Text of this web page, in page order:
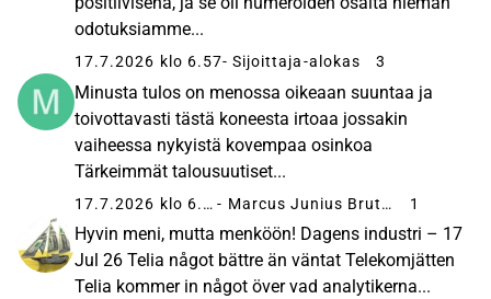
odotuksiamme...
17.7.2026 klo 6.57- Sijoittaja-alokas 3
Minusta tulos on menossa oikeaan suuntaa ja
toivottavasti tästä koneesta irtoaa jossakin
vaiheessa nykyistä kovempaa osinkoa
Tärkeimmät talousuutiset...
17.7.2026 klo 6.06 - Marcus Junius Brutus 1
Hyvin meni, mutta menköön! Dagens industri – 17
Jul 26 Telia något bättre än väntat Telekomjätten
Telia kommer in något över vad analytikerna...